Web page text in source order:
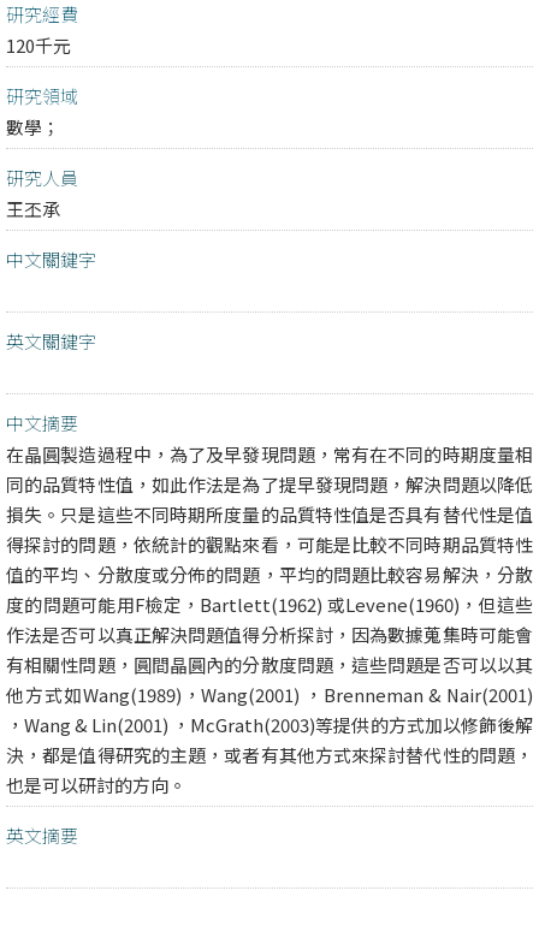
研究經費
120千元
研究領域
數學；
研究人員
王丕承
中文關鍵字
英文關鍵字
中文摘要
在晶圓製造過程中，為了及早發現問題，常有在不同的時期度量相
同的品質特性值，如此作法是為了提早發現問題，解決問題以降低
損失。只是這些不同時期所度量的品質特性值是否具有替代性是值
得探討的問題，依統計的觀點來看，可能是比較不同時期品質特性
值的平均、分散度或分佈的問題，平均的問題比較容易解決，分散
度的問題可能用F檢定，Bartlett(1962) 或Levene(1960)，但這些
作法是否可以真正解決問題值得分析探討，因為數據蒐集時可能會
有相關性問題，圓間晶圓內的分散度問題，這些問題是否可以以其
他方式如Wang(1989)，Wang(2001) ，Brenneman & Nair(2001)
，Wang & Lin(2001) ，McGrath(2003)等提供的方式加以修飾後解
決，都是值得研究的主題，或者有其他方式來探討替代性的問題，
也是可以研討的方向。
英文摘要